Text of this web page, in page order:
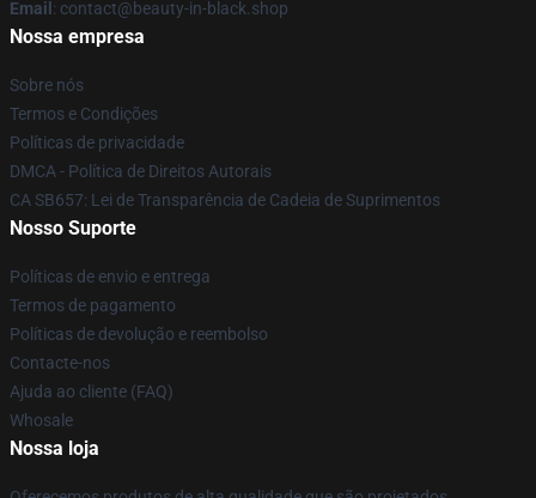
Email : contact@beauty-in-black.shop
Nossa empresa
Sobre nós
Termos e Condições
Políticas de privacidade
DMCA - Política de Direitos Autorais
CA SB657: Lei de Transparência de Cadeia de Suprimentos
Nosso Suporte
Políticas de envio e entrega
Termos de pagamento
Políticas de devolução e reembolso
Contacte-nos
Ajuda ao cliente (FAQ)
Whosale
Nossa loja